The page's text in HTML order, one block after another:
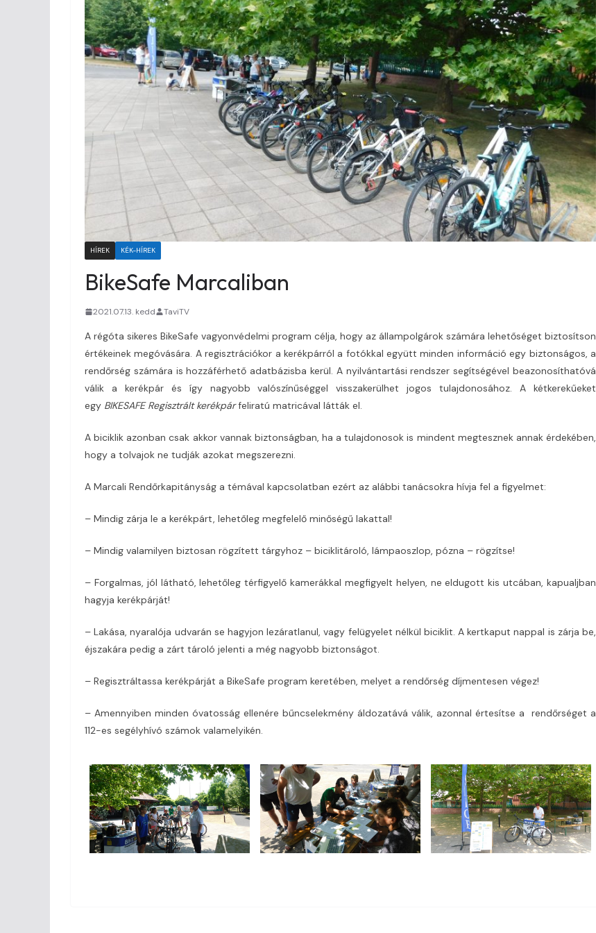
HÍREK KÉK-HÍREK
BikeSafe Marcaliban
2021.07.13. kedd TaviTV
A régóta sikeres BikeSafe vagyonvédelmi program célja, hogy az állampolgárok számára lehetőséget biztosítson
értékeinek megóvására. A regisztrációkor a kerékpárról a fotókkal együtt minden információ egy biztonságos, a
rendőrség számára is hozzáférhető adatbázisba kerül. A nyilvántartási rendszer segítségével beazonosíthatóvá
válik a kerékpár és így nagyobb valószínűséggel visszakerülhet jogos tulajdonosához. A kétkerekűeket
egy BIKESAFE Regisztrált kerékpárfeliratú matricával látták el.
A biciklik azonban csak akkor vannak biztonságban, ha a tulajdonosok is mindent megtesznek annak érdekében,
hogy a tolvajok ne tudják azokat megszerezni.
A Marcali Rendőrkapitányság a témával kapcsolatban ezért az alábbi tanácsokra hívja fel a figyelmet:
– Mindig zárja le a kerékpárt, lehetőleg megfelelő minőségű lakattal!
– Mindig valamilyen biztosan rögzített tárgyhoz – biciklitároló, lámpaoszlop, pózna – rögzítse!
– Forgalmas, jól látható, lehetőleg térfigyelő kamerákkal megfigyelt helyen, ne eldugott kis utcában, kapualjban
hagyja kerékpárját!
– Lakása, nyaralója udvarán se hagyjon lezáratlanul, vagy felügyelet nélkül biciklit. A kertkaput nappal is zárja be,
éjszakára pedig a zárt tároló jelenti a még nagyobb biztonságot.
– Regisztráltassa kerékpárját a BikeSafe program keretében, melyet a rendőrség díjmentesen végez!
– Amennyiben minden óvatosság ellenére bűncselekmény áldozatává válik, azonnal értesítse a rendőrséget a
112-es segélyhívó számok valamelyikén.